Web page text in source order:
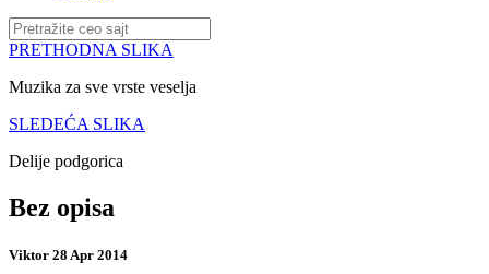
PRETHODNA SLIKA
Muzika za sve vrste veselja
SLEDEĆA SLIKA
Delije podgorica
Bez opisa
Viktor 28 Apr 2014